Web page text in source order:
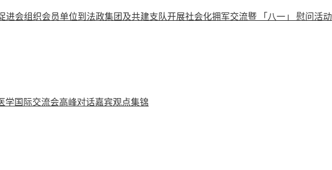
会组织会员单位到法政集团及共建支队开展社会化拥军交流暨 「八一」 慰问活动
学国际交流会高峰对话嘉宾观点集锦